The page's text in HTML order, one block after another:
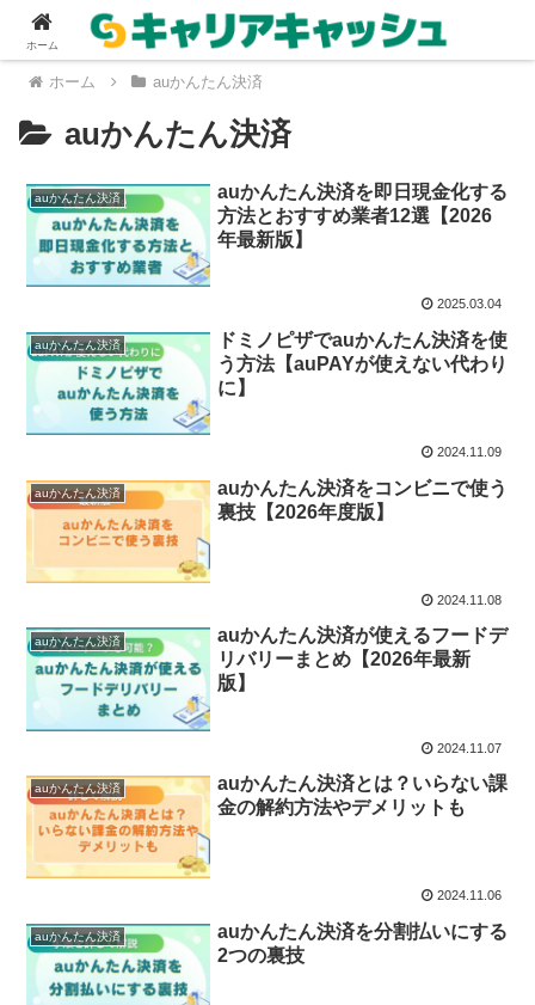
ホーム auかんたん決済
auかんたん決済
auかんたん決済
auかんたん決済を即日現金化する
方法とおすすめ業者12選【2026
年最新版】
2025.03.04
auかんたん決済
ドミノピザでauかんたん決済を使
う方法【auPAYが使えない代わり
に】
2024.11.09
auかんたん決済
auかんたん決済をコンビニで使う
裏技【2026年度版】
2024.11.08
auかんたん決済
auかんたん決済が使えるフードデ
リバリーまとめ【2026年最新
版】
2024.11.07
auかんたん決済
auかんたん決済とは？いらない課
金の解約方法やデメリットも
2024.11.06
auかんたん決済
auかんたん決済を分割払いにする
2つの裏技
ホーム